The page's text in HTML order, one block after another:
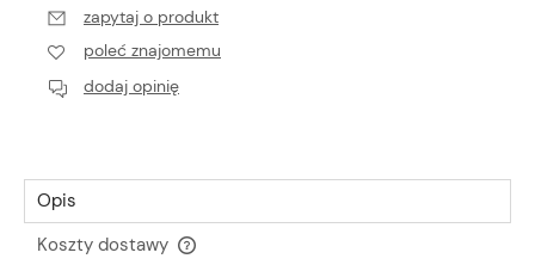
zapytaj o produkt
poleć znajomemu
dodaj opinię
Opis
Koszty dostawy
Cena nie zawiera ewentualnych kosztów płatności